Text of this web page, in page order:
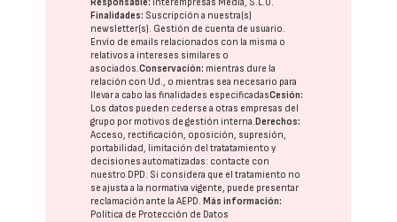
Finalidades: Suscripción a nuestra(s)
newsletter(s). Gestión de cuenta de usuario.
Envío de emails relacionados con la misma o
relativos a intereses similares o
asociados.Conservación: mientras dure la
relación con Ud., o mientras sea necesario para
llevar a cabo las finalidades especificadasCesión:
Los datos pueden cederse a otras empresas del
grupo por motivos de gestión interna. Derechos:
Acceso, rectificación, oposición, supresión,
portabilidad, limitación del tratatamiento y
decisiones automatizadas: contacte con
nuestro DPD. Si considera que el tratamiento no
se ajusta a la normativa vigente, puede presentar
reclamación ante laAEPD. Más información:
Política de Protección de Datos